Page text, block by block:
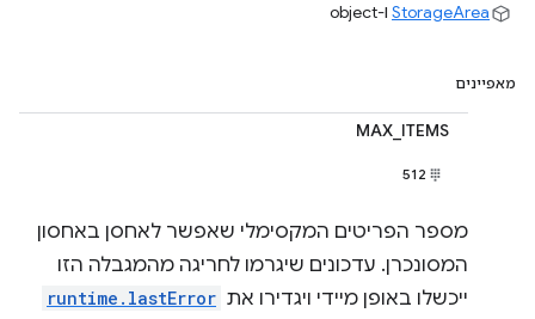
StorageArea ו-object
מאפיינים
MAX_ITEMS
512
מספר הפריטים המקסימלי שאפשר לאחסן באחסון
המסונכרן. עדכונים שיגרמו לחריגה מהמגבלה הזו
ייכשלו באופן מיידי ויגדירו את runtime.lastError